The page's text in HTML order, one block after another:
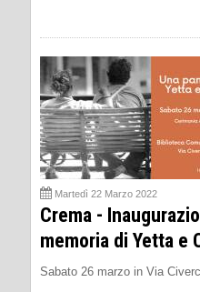
Martedì 22 Marzo 2022
Crema -
memoria di Yetta e
Sabato 26 marzo in Via